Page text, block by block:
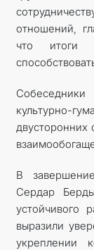
отношений,
что итоги
культурно-
В
Сердар
устойчивого
выразили
укреплении